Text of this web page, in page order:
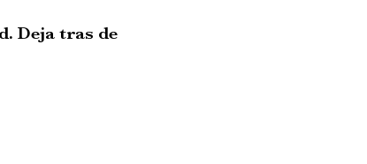
Deja tras de